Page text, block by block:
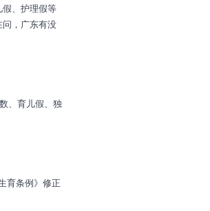
假、护理假等
问，广东有没
、育儿假、独
育条例》修正